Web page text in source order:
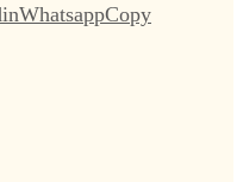
WhatsappCopy